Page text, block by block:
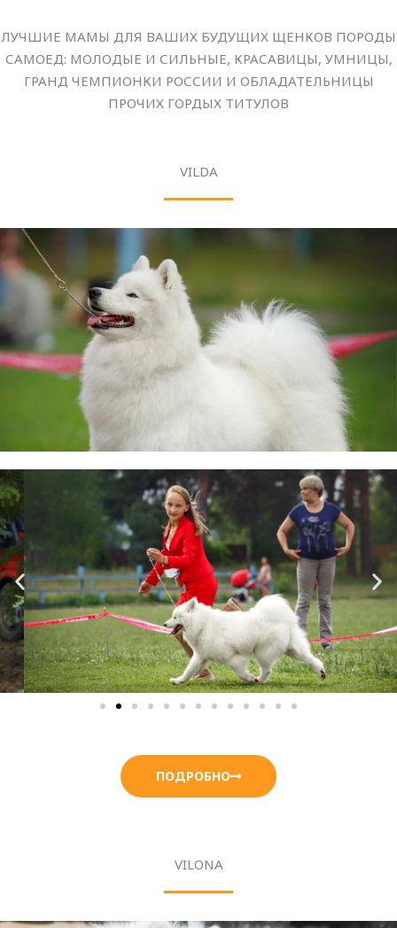
ЛУЧШИЕ МАМЫ ДЛЯ ВАШИХ БУДУЩИХ ЩЕНКОВ ПОРОДЫ
САМОЕД: МОЛОДЫЕ И СИЛЬНЫЕ, КРАСАВИЦЫ, УМНИЦЫ,
ГРАНД ЧЕМПИОНКИ РОССИИ И ОБЛАДАТЕЛЬНИЦЫ
ПРОЧИХ ГОРДЫХ ТИТУЛОВ
VILDA
ПОДРОБНО
VILONA